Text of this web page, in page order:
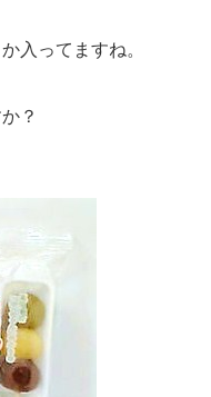
入ってますね。
？